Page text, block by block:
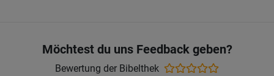
Möchtest du uns Feedback geben?
Bewertung der Bibelthek